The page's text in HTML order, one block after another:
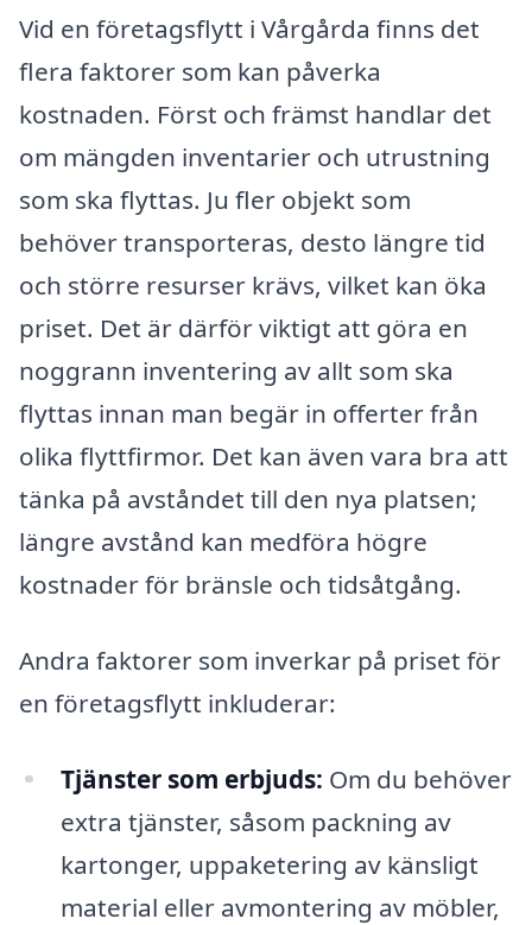
Vid en företagsflytt i Vårgårda finns det
flera faktorer som kan påverka
kostnaden. Först och främst handlar det
om mängden inventarier och utrustning
som ska flyttas. Ju fler objekt som
behöver transporteras, desto längre tid
och större resurser krävs, vilket kan öka
priset. Det är därför viktigt att göra en
noggrann inventering av allt som ska
flyttas innan man begär in offerter från
olika flyttfirmor. Det kan även vara bra att
tänka på avståndet till den nya platsen;
längre avstånd kan medföra högre
kostnader för bränsle och tidsåtgång.
Andra faktorer som inverkar på priset för
en företagsflytt inkluderar:
Tjänster som erbjuds: Om du behöver
extra tjänster, såsom packning av
kartonger, uppaketering av känsligt
material eller avmontering av möbler,